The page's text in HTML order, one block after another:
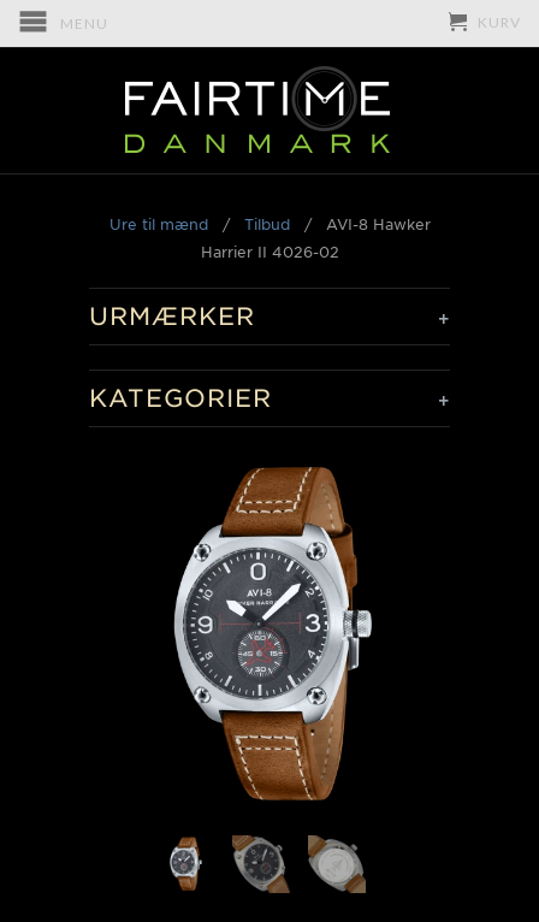
MENU KURV
Ure til mænd/ Tilbud/ AVI-8 Hawker
Harrier II 4026-02
+
URMÆRKER
+
KATEGORIER